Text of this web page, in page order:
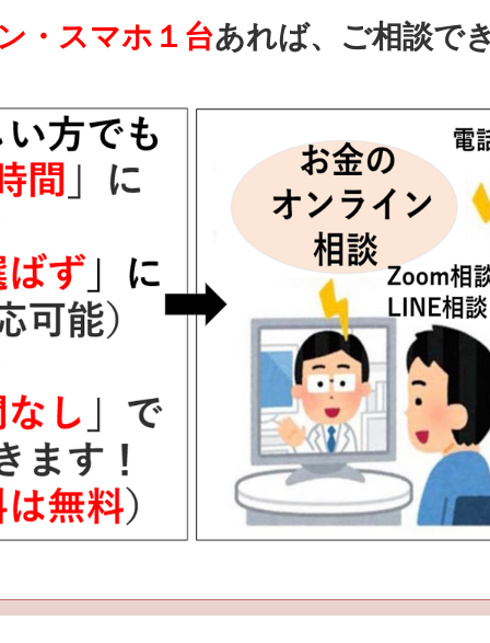
・スマホ１台あれば、ご相談で